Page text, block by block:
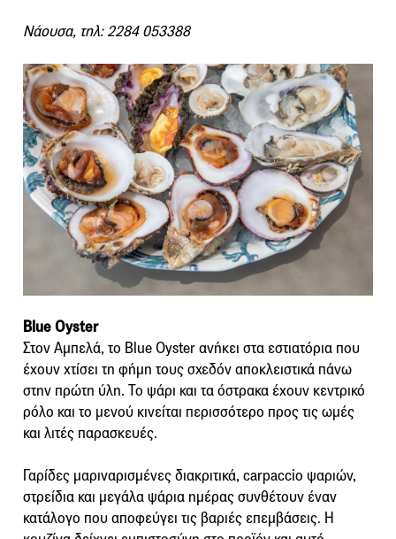
Νάουσα, τηλ: 2284 053388
Blue Oyster
Στον Αμπελά, το Blue Oyster ανήκει στα εστιατόρια που
έχουν χτίσει τη φήμη τους σχεδόν αποκλειστικά πάνω
στην πρώτη ύλη. Το ψάρι και τα όστρακα έχουν κεντρικό
ρόλο και το μενού κινείται περισσότερο προς τις ωμές
και λιτές παρασκευές.
Γαρίδες μαριναρισμένες διακριτικά, carpaccio ψαριών,
στρείδια και μεγάλα ψάρια ημέρας συνθέτουν έναν
κατάλογο που αποφεύγει τις βαριές επεμβάσεις. Η